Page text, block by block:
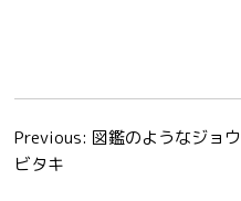
投
稿
Previous: 図鑑のようなジョウ
ビタキ